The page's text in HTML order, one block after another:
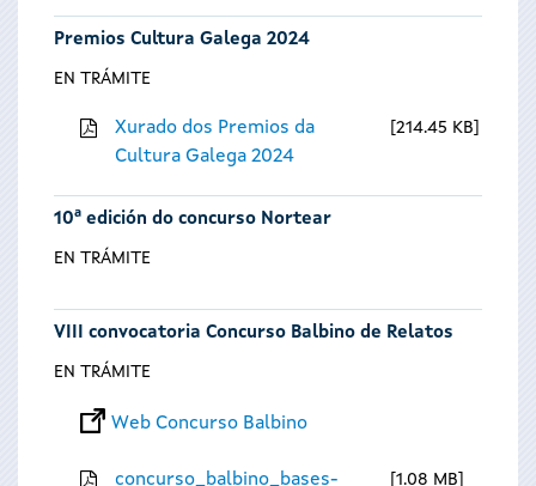
Premios Cultura Galega 2024
EN TRÁMITE
Xurado dos Premios da
Cultura Galega 2024
214.45 KB
10ª edición do concurso Nortear
EN TRÁMITE
VIII convocatoria Concurso Balbino de Relatos
EN TRÁMITE
Web Concurso Balbino
concurso_balbino_bases-
1.08 MB